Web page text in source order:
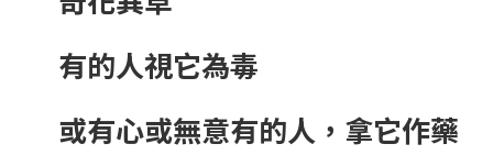
有的人視它為毒
或有心或無意有的人，拿它作藥